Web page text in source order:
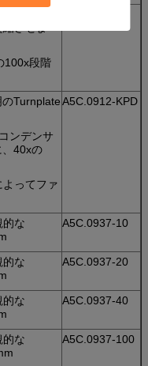
100x段階
Turnplate
ンデンサ
40xの
ってファ
A5C.0912-KPD
的な
A5C.0937-10
的な
A5C.0937-20
的な
A5C.0937-40
的な
A5C.0937-100